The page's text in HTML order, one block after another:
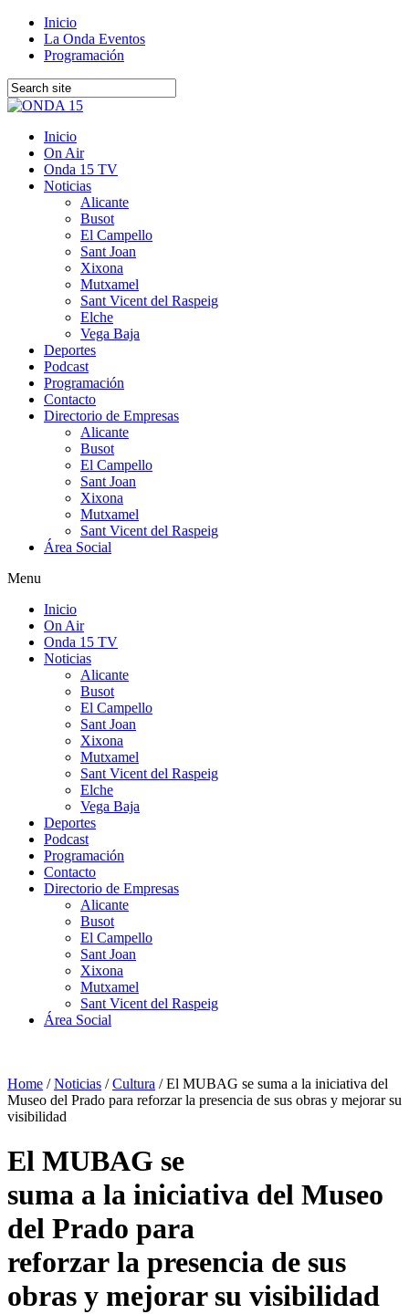
Inicio
La Onda Eventos
Programación
Inicio
On Air
Onda 15 TV
Noticias
Alicante
Busot
El Campello
Sant Joan
Xixona
Mutxamel
Sant Vicent del Raspeig
Elche
Vega Baja
Deportes
Podcast
Programación
Contacto
Directorio de Empresas
Alicante
Busot
El Campello
Sant Joan
Xixona
Mutxamel
Sant Vicent del Raspeig
Área Social
Menu
Inicio
On Air
Onda 15 TV
Noticias
Alicante
Busot
El Campello
Sant Joan
Xixona
Mutxamel
Sant Vicent del Raspeig
Elche
Vega Baja
Deportes
Podcast
Programación
Contacto
Directorio de Empresas
Alicante
Busot
El Campello
Sant Joan
Xixona
Mutxamel
Sant Vicent del Raspeig
Área Social
Home /Noticias /Cultura /El MUBAG se suma a la iniciativa del
Museo del Prado para reforzar la presencia de sus obras y mejorar su
visibilidad
El MUBAG se
suma a la iniciativa del Museo
del Prado para
reforzar la presencia de sus
obras y mejorar su visibilidad